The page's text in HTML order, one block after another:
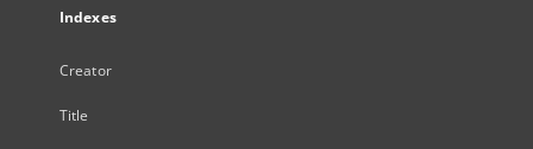
Indexes
Creator
Title